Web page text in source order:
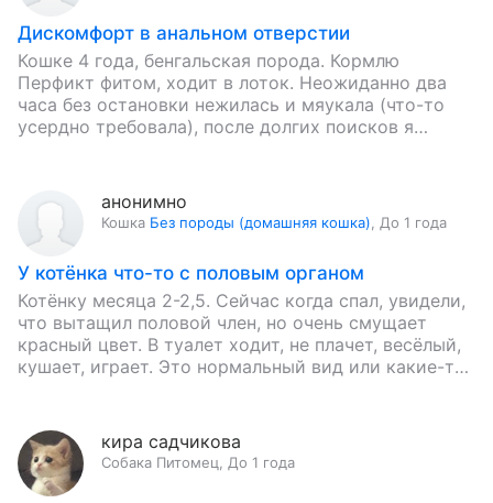
Дискомфорт в анальном отверстии
Кошке 4 года, бенгальская порода. Кормлю
Перфикт фитом, ходит в лоток. Неожиданно два
часа без остановки нежилась и мяукала (что-то
усердно требовала), после долгих поисков я
анонимно
Кошка Без породы (домашняя кошка) До 1 года
У котёнка что-то с половым органом
Котёнку месяца 2-2,5. Сейчас когда спал, увидели,
что вытащил половой член, но очень смущает
красный цвет. В туалет ходит, не плачет, весёлый,
кушает, играет. Это нормальный вид или какие-то
кира садчикова
Собака Питомец До 1 года